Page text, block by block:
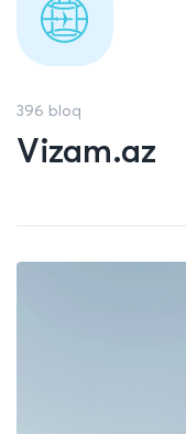
396 bloq
Vizam.az